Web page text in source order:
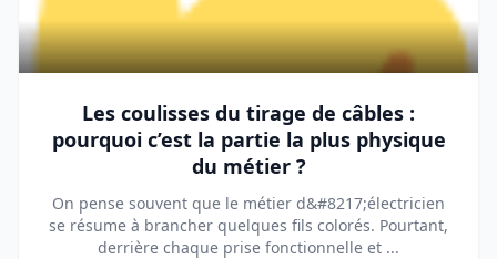
Les coulisses du tirage de câbles :
pourquoi c’est la partie la plus physique
du métier ?
On pense souvent que le métier d&#8217;électricien
se résume à brancher quelques fils colorés. Pourtant,
derrière chaque prise fonctionnelle et ...